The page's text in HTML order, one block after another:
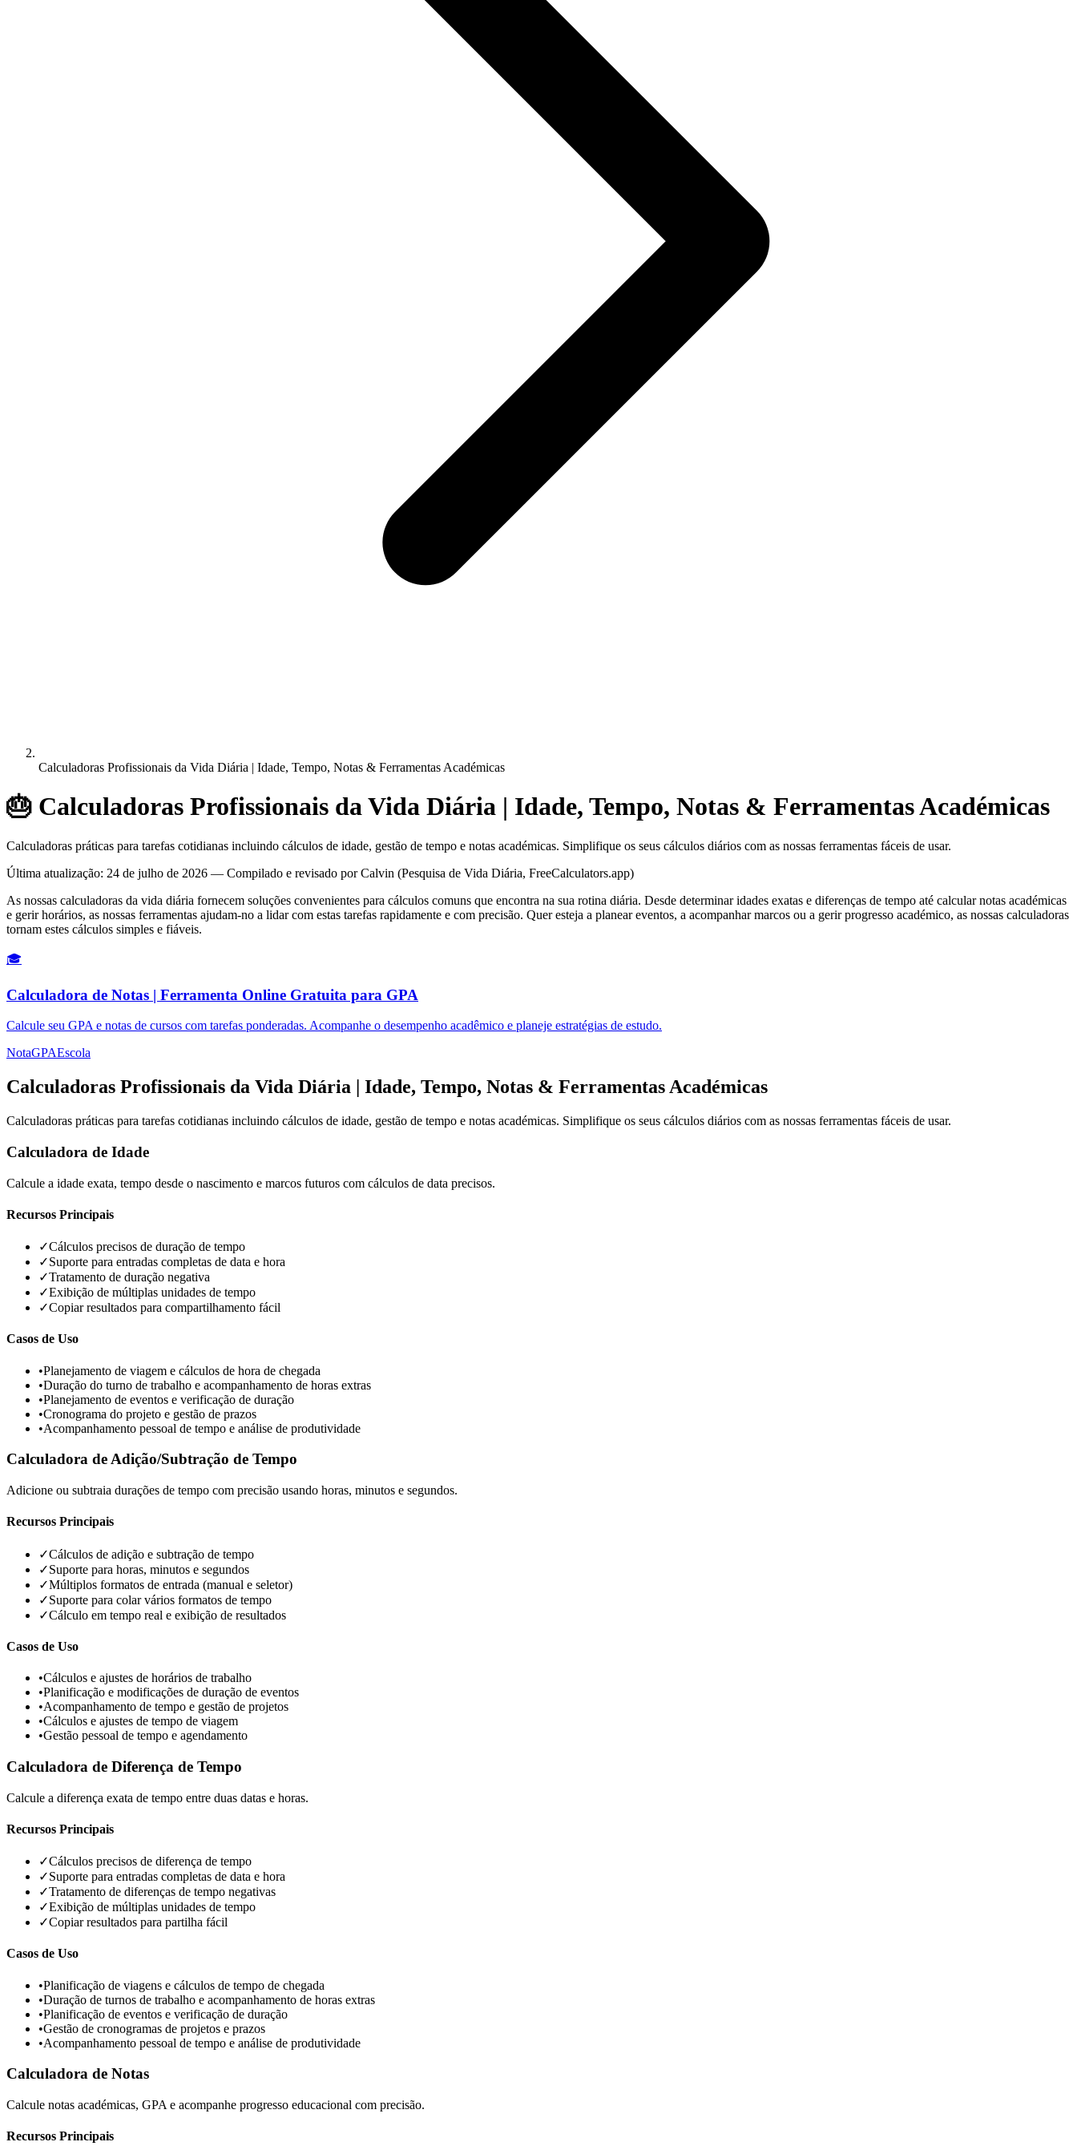
Calculadoras Profissionais da Vida Diária | Idade, Tempo, Notas & Ferramentas Académicas
🎂 Calculadoras Profissionais da Vida Diária | Idade, Tempo, Notas & Ferramentas Académicas
Calculadoras práticas para tarefas cotidianas incluindo cálculos de idade, gestão de tempo e notas académicas. Simplifique os seus cálculos diários com as nossas ferramentas fáceis de usar.
Última atualização: 24 de julho de 2026 — Compilado e revisado por Calvin (Pesquisa de Vida Diária, FreeCalculators.app)
As nossas calculadoras da vida diária fornecem soluções convenientes para cálculos comuns que encontra na sua rotina diária. Desde determinar idades exatas e diferenças de tempo até calcular notas académicas
e gerir horários, as nossas ferramentas ajudam-no a lidar com estas tarefas rapidamente e com precisão. Quer esteja a planear eventos, a acompanhar marcos ou a gerir progresso académico, as nossas calculadoras
tornam estes cálculos simples e fiáveis.
🎓
Calculadora de Notas | Ferramenta Online Gratuita para GPA
Calcule seu GPA e notas de cursos com tarefas ponderadas. Acompanhe o desempenho acadêmico e planeje estratégias de estudo.
NotaGPAEscola
Calculadoras Profissionais da Vida Diária | Idade, Tempo, Notas & Ferramentas Académicas
Calculadoras práticas para tarefas cotidianas incluindo cálculos de idade, gestão de tempo e notas académicas. Simplifique os seus cálculos diários com as nossas ferramentas fáceis de usar.
Calculadora de Idade
Calcule a idade exata, tempo desde o nascimento e marcos futuros com cálculos de data precisos.
Recursos Principais
✓Cálculos precisos de duração de tempo
✓Suporte para entradas completas de data e hora
✓Tratamento de duração negativa
✓Exibição de múltiplas unidades de tempo
✓Copiar resultados para compartilhamento fácil
Casos de Uso
•Planejamento de viagem e cálculos de hora de chegada
•Duração do turno de trabalho e acompanhamento de horas extras
•Planejamento de eventos e verificação de duração
•Cronograma do projeto e gestão de prazos
•Acompanhamento pessoal de tempo e análise de produtividade
Calculadora de Adição/Subtração de Tempo
Adicione ou subtraia durações de tempo com precisão usando horas, minutos e segundos.
Recursos Principais
✓Cálculos de adição e subtração de tempo
✓Suporte para horas, minutos e segundos
✓Múltiplos formatos de entrada (manual e seletor)
✓Suporte para colar vários formatos de tempo
✓Cálculo em tempo real e exibição de resultados
Casos de Uso
•Cálculos e ajustes de horários de trabalho
•Planificação e modificações de duração de eventos
•Acompanhamento de tempo e gestão de projetos
•Cálculos e ajustes de tempo de viagem
•Gestão pessoal de tempo e agendamento
Calculadora de Diferença de Tempo
Calcule a diferença exata de tempo entre duas datas e horas.
Recursos Principais
✓Cálculos precisos de diferença de tempo
✓Suporte para entradas completas de data e hora
✓Tratamento de diferenças de tempo negativas
✓Exibição de múltiplas unidades de tempo
✓Copiar resultados para partilha fácil
Casos de Uso
•Planificação de viagens e cálculos de tempo de chegada
•Duração de turnos de trabalho e acompanhamento de horas extras
•Planificação de eventos e verificação de duração
•Gestão de cronogramas de projetos e prazos
•Acompanhamento pessoal de tempo e análise de produtividade
Calculadora de Notas
Calcule notas académicas, GPA e acompanhe progresso educacional com precisão.
Recursos Principais